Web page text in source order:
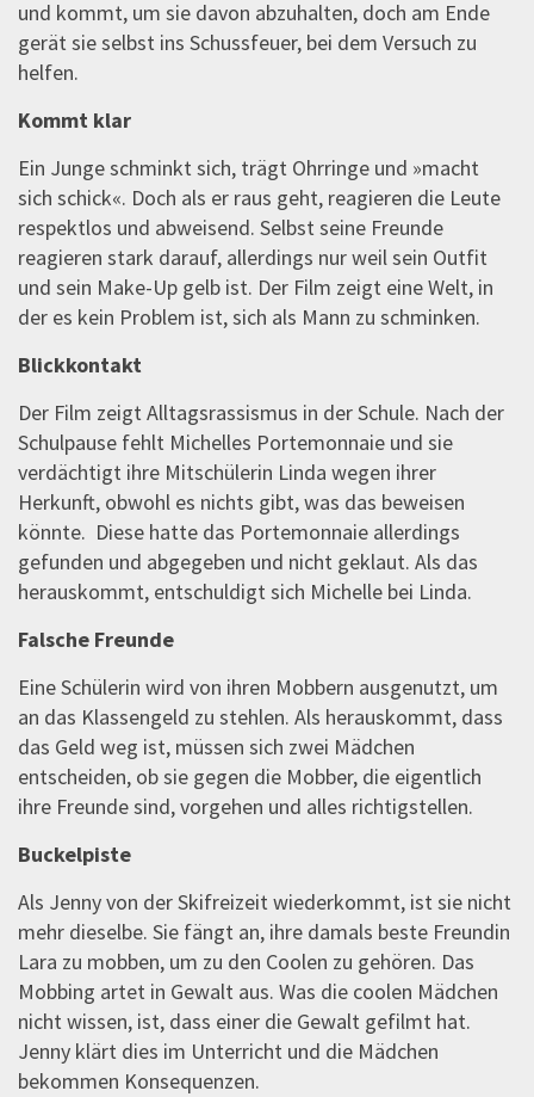
und kommt, um sie davon abzuhalten, doch am Ende
gerät sie selbst ins Schussfeuer, bei dem Versuch zu
helfen.
Kommt klar
Ein Junge schminkt sich, trägt Ohrringe und »macht
sich schick«. Doch als er raus geht, reagieren die Leute
respektlos und abweisend. Selbst seine Freunde
reagieren stark darauf, allerdings nur weil sein Outfit
und sein Make-Up gelb ist. Der Film zeigt eine Welt, in
der es kein Problem ist, sich als Mann zu schminken.
Blickkontakt
Der Film zeigt Alltagsrassismus in der Schule. Nach der
Schulpause fehlt Michelles Portemonnaie und sie
verdächtigt ihre Mitschülerin Linda wegen ihrer
Herkunft, obwohl es nichts gibt, was das beweisen
könnte. Diese hatte das Portemonnaie allerdings
gefunden und abgegeben und nicht geklaut. Als das
herauskommt, entschuldigt sich Michelle bei Linda.
Falsche Freunde
Eine Schülerin wird von ihren Mobbern ausgenutzt, um
an das Klassengeld zu stehlen. Als herauskommt, dass
das Geld weg ist, müssen sich zwei Mädchen
entscheiden, ob sie gegen die Mobber, die eigentlich
ihre Freunde sind, vorgehen und alles richtigstellen.
Buckelpiste
Als Jenny von der Skifreizeit wiederkommt, ist sie nicht
mehr dieselbe. Sie fängt an, ihre damals beste Freundin
Lara zu mobben, um zu den Coolen zu gehören. Das
Mobbing artet in Gewalt aus. Was die coolen Mädchen
nicht wissen, ist, dass einer die Gewalt gefilmt hat.
Jenny klärt dies im Unterricht und die Mädchen
bekommen Konsequenzen.